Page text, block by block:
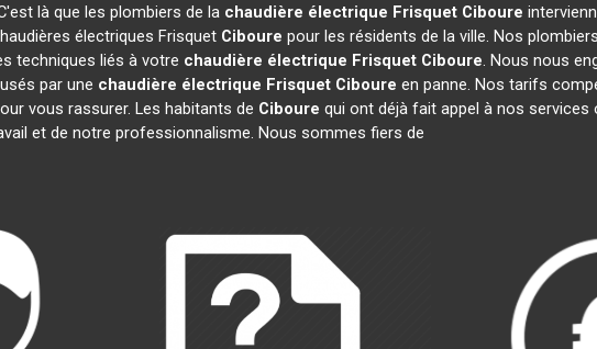
là que les plombiers de la chaudière électrique Frisquet Ciboure
électriques Frisquet Ciboure pour les résidents de la ville. Nos
techniques liés à votre chaudière électrique Frisquet Ciboure. Nous nous
par une chaudière électrique Frisquet Ciboure en panne. Nos tarifs
vous rassurer. Les habitants de Ciboure qui ont déjà fait appel à nos
et de notre professionnalisme. Nous sommes fiers de